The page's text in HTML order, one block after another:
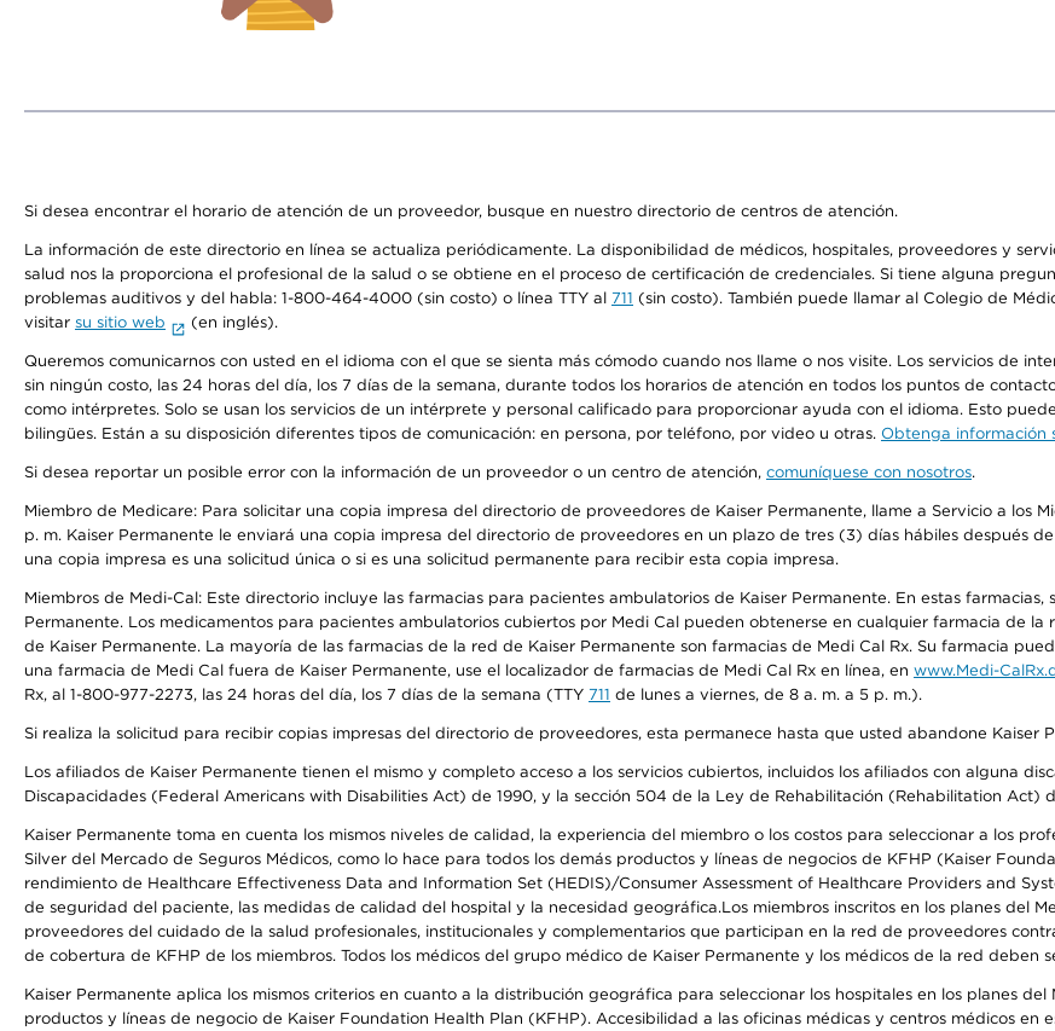
Si desea encontrar el horario de atención de un proveedor, busque en nuestro directorio de centros de atención.
La información de este directorio en línea se actualiza periódicamente. La disponibilidad de médicos, hospitales, proveedores y
salud nos la proporciona el profesional de la salud o se obtiene en el proceso de certificación de credenciales. Si tiene alguna
problemas auditivos y del habla: 1-800-464-4000 (sin costo) o línea TTY al 711 (sin costo). También puede llamar al Colegio de
visitar su sitio web (en inglés).
Queremos comunicarnos con usted en el idioma con el que se sienta más cómodo cuando nos llame o nos visite. Los servicios de
sin ningún costo, las 24 horas del día, los 7 días de la semana, durante todos los horarios de atención en todos los puntos de
como intérpretes. Solo se usan los servicios de un intérprete y personal calificado para proporcionar ayuda con el idioma. Esto
bilingües. Están a su disposición diferentes tipos de comunicación: en persona, por teléfono, por video u otras. Obtenga información
Si desea reportar un posible error con la información de un proveedor o un centro de atención, comuníquese con nosotros.
Miembro de Medicare: Para solicitar una copia impresa del directorio de proveedores de Kaiser Permanente, llame a Servicio a los
p. m. Kaiser Permanente le enviará una copia impresa del directorio de proveedores en un plazo de tres (3) días hábiles después
una copia impresa es una solicitud única o si es una solicitud permanente para recibir esta copia impresa.
Miembros de Medi-Cal: Este directorio incluye las farmacias para pacientes ambulatorios de Kaiser Permanente. En estas
Permanente. Los medicamentos para pacientes ambulatorios cubiertos por Medi Cal pueden obtenerse en cualquier farmacia de
de Kaiser Permanente. La mayoría de las farmacias de la red de Kaiser Permanente son farmacias de Medi Cal Rx. Su farmacia
una farmacia de Medi Cal fuera de Kaiser Permanente, use el localizador de farmacias de Medi Cal Rx en línea, en www.Medi-
Rx, al 1-800-977-2273, las 24 horas del día, los 7 días de la semana (TTY 711 de lunes a viernes, de 8 a. m. a 5 p. m.).
Si realiza la solicitud para recibir copias impresas del directorio de proveedores, esta permanece hasta que usted abandone Kaiser
Los afiliados de Kaiser Permanente tienen el mismo y completo acceso a los servicios cubiertos, incluidos los afiliados con alguna
Discapacidades (Federal Americans with Disabilities Act) de 1990, y la sección 504 de la Ley de Rehabilitación (Rehabilitation Act)
Kaiser Permanente toma en cuenta los mismos niveles de calidad, la experiencia del miembro o los costos para seleccionar a los
Silver del Mercado de Seguros Médicos, como lo hace para todos los demás productos y líneas de negocios de KFHP (Kaiser
rendimiento de Healthcare Effectiveness Data and Information Set (HEDIS)/Consumer Assessment of Healthcare Providers and
de seguridad del paciente, las medidas de calidad del hospital y la necesidad geográfica.Los miembros inscritos en los planes del
proveedores del cuidado de la salud profesionales, institucionales y complementarios que participan en la red de proveedores
de cobertura de KFHP de los miembros. Todos los médicos del grupo médico de Kaiser Permanente y los médicos de la red deben
Kaiser Permanente aplica los mismos criterios en cuanto a la distribución geográfica para seleccionar los hospitales en los planes
productos y líneas de negocio de Kaiser Foundation Health Plan (KFHP). Accesibilidad a las oficinas médicas y centros médicos en